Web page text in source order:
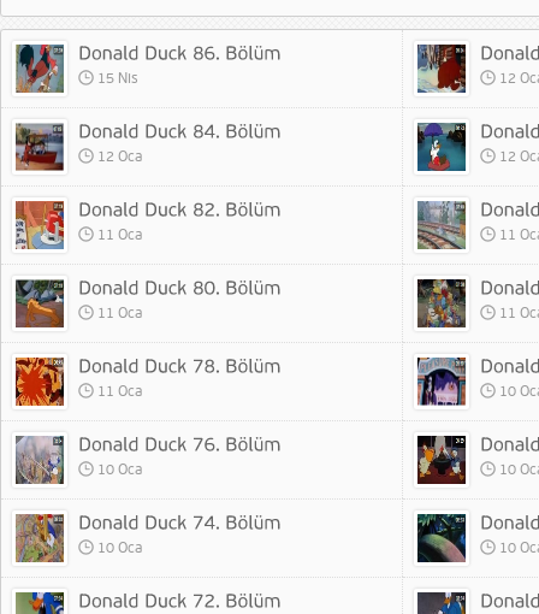
15 Nis 12
12 Oca 12
11 Oca 11
11 Oca 11
11 Oca 10
10 Oca 10
10 Oca 10